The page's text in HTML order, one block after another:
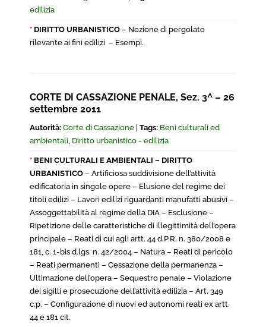
edilizia
* DIRITTO URBANISTICO – Nozione di pergolato
rilevante ai fini edilizi – Esempi.
CORTE DI CASSAZIONE PENALE, Sez. 3^ – 26
settembre 2011
Autorità: Corte di Cassazione Tags: Beni culturali ed
ambientali, Diritto urbanistico - edilizia
* BENI CULTURALI E AMBIENTALI – DIRITTO
URBANISTICO – Artificiosa suddivisione dell’attività
edificatoria in singole opere – Elusione del regime dei
titoli edilizi – Lavori edilizi riguardanti manufatti abusivi –
Assoggettabilità al regime della DIA – Esclusione –
Ripetizione delle caratteristiche di illegittimità dell’opera
principale – Reati di cui agli artt. 44 d.P.R. n. 380/2008 e
181, c. 1-bis d.lgs. n. 42/2004 – Natura – Reati di pericolo
– Reati permanenti – Cessazione della permanenza –
Ultimazione dell’opera – Sequestro penale – Violazione
dei sigilli e prosecuzione dell’attività edilizia – Art. 349
c.p. – Configurazione di nuovi ed autonomi reati ex artt.
44 e 181 cit.